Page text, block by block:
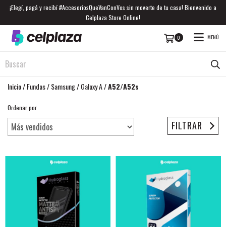
¡Elegí, pagá y recibí #AccesoriosQueVanConVos sin moverte de tu casa! Bienvenido a
Celplaza Store Online!
0 MENÚ
Inicio/Fundas/Samsung/Galaxy A/A52/A52s
Ordenar por
FILTRAR